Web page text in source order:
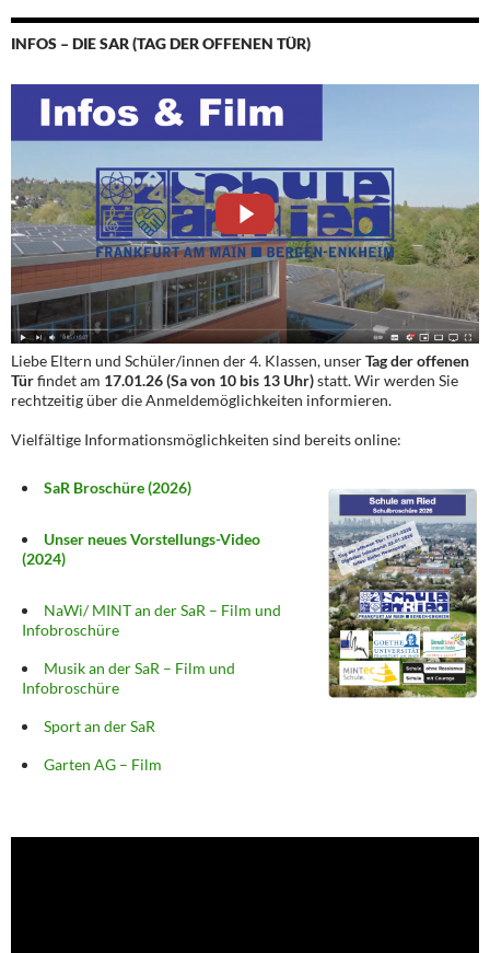
INFOS – DIE SAR (TAG DER OFFENEN TÜR)
Liebe Eltern und Schüler/innen der 4. Klassen, unserTag der offenen
Türfindet am 17.01.26 (Sa von 10 bis 13 Uhr)statt. Wir werden Sie
rechtzeitig über die Anmeldemöglichkeiten informieren.
Vielfältige Informationsmöglichkeiten sind bereits online:
SaR Broschüre (2026)
Unser neues Vorstellungs-Video
(2024)
NaWi/ MINT an der SaR – Film und
Infobroschüre
Musik an der SaR – Film und
Infobroschüre
Sport an der SaR
Garten AG – Film